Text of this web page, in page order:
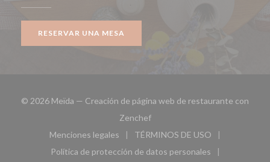
RESERVAR UNA MESA
© 2026 Meïda — Creación de página web de restaurante con
Zenchef((abre en una nueva ventana))
Menciones legales
((abre en una nueva ventana))
TÉRMINOS DE USO
((abre en una nueva
Política de protección de datos personales
((abre en una nueva ventana))